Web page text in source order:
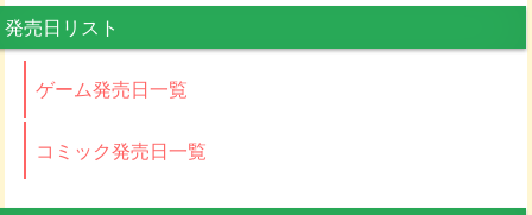
発売日リスト
ゲーム発売日一覧
コミック発売日一覧